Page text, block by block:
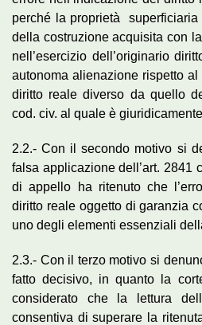
perché la proprietà
della costruzione acquisita con
nell’esercizio dell’originario
autonoma alienazione rispetto
diritto reale diverso da quello
cod. civ. al quale è
2.2.- Con il secondo motivo si
falsa applicazione dell’art. 2841
di appello ha ritenuto che
diritto reale oggetto di garanzia
uno degli elementi essenziali
2.3.- Con il terzo motivo si
fatto decisivo, in quanto la
considerato che la lettura
consentiva di superare la